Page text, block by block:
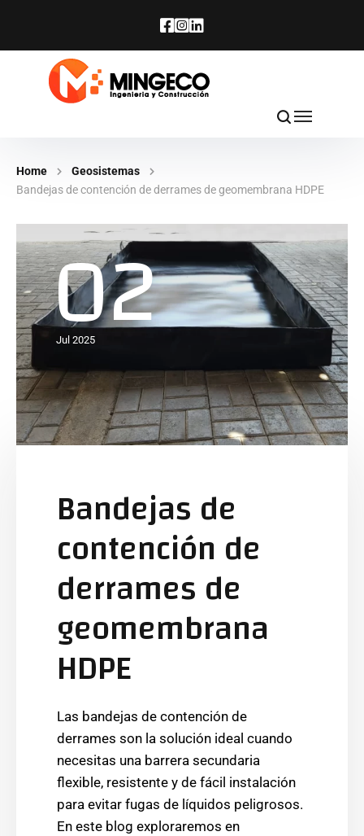
Home
Geosistemas
Bandejas de contención de derrames de geomembrana HDPE
02
Jul 2025
Bandejas de
contención de
derrames de
geomembrana
HDPE
Las bandejas de contención de
derrames son la solución ideal cuando
necesitas una barrera secundaria
flexible, resistente y de fácil instalación
para evitar fugas de líquidos peligrosos.
En este blog exploraremos en